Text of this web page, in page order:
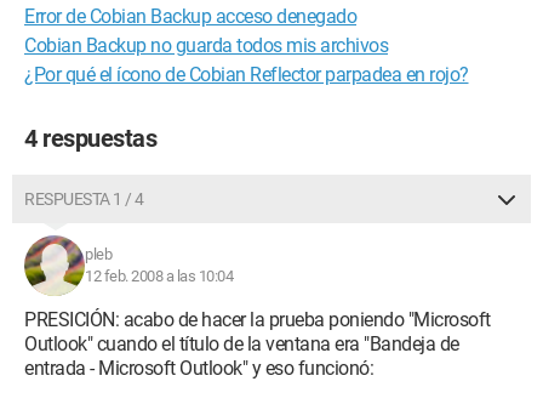
Error de Cobian Backup acceso denegado
Cobian Backup no guarda todos mis archivos
¿Por qué el ícono de Cobian Reflector parpadea en rojo?
4 respuestas
RESPUESTA 1 / 4
pleb
12 feb. 2008 a las 10:04
PRESICIÓN: acabo de hacer la prueba poniendo "Microsoft
Outlook" cuando el título de la ventana era "Bandeja de
entrada - Microsoft Outlook" y eso funcionó: